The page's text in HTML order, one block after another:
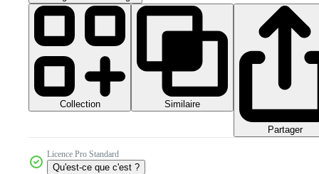
Collection Similaire
Partager
Licence Pro Standard
Qu'est-ce que c'est ?